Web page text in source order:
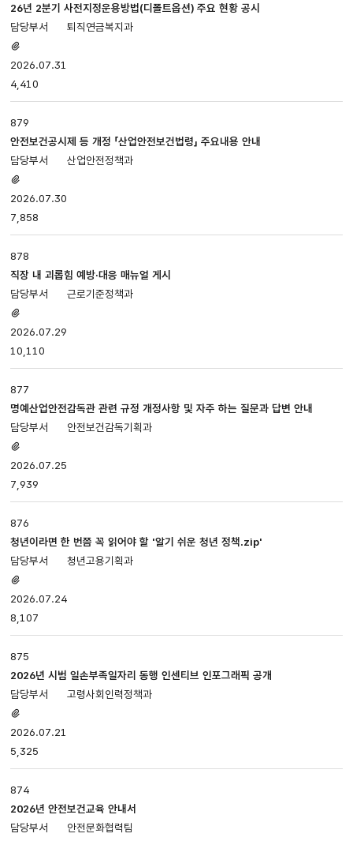
지침
게시판
입니다.
번호,
제목,
첨부파일,
담당부서,
등록일,
조회로
나누어져
있습니다.
26년 2분기 사전지정운용방법(디폴트옵션) 주요 현황 공시
퇴직연금복지과
있음
2026.07.31
4,410
879
안전보건공시제 등 개정 「산업안전보건법령」 주요내용 안내
산업안전정책과
있음
2026.07.30
7,858
878
직장 내 괴롭힘 예방·대응 매뉴얼 게시
근로기준정책과
있음
2026.07.29
10,110
877
명예산업안전감독관 관련 규정 개정사항 및 자주 하는 질문과 답변 안내
안전보건감독기획과
있음
2026.07.25
7,939
876
청년이라면 한 번쯤 꼭 읽어야 할 '알기 쉬운 청년 정책.zip'
청년고용기획과
있음
2026.07.24
8,107
875
2026년 시범 일손부족일자리 동행 인센티브 인포그래픽 공개
고령사회인력정책과
있음
2026.07.21
5,325
874
2026년 안전보건교육 안내서
안전문화협력팀